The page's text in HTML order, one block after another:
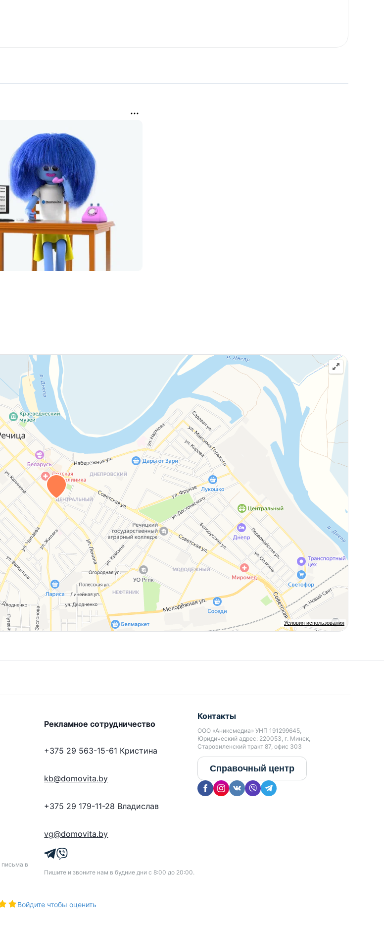
Условия использования
в
Рекламное сотрудничество
+375 29 563-15-61 Кристина
kb@domovita.by
+375 29 179-11-28 Владислав
vg@domovita.by
Пишите и звоните нам в будние дни с 8:00 до 20:00.
Контакты
ООО «Аниксмедиа» УНП 191299645,
Юридический адрес: 220053, г. Минск,
Старовиленский тракт 87, офис 303
Справочный центр
Войдите чтобы оценить